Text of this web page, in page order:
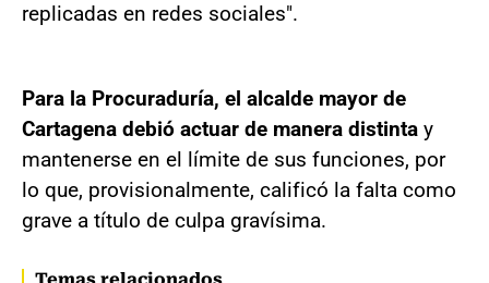
replicadas en redes sociales".
Para la Procuraduría, el alcalde mayor de
Cartagena debió actuar de manera distinta y
mantenerse en el límite de sus funciones, por
lo que, provisionalmente, calificó la falta como
grave a título de culpa gravísima.